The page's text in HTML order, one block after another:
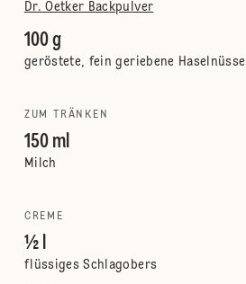
Dr. Oetker Backpulver
100 g
geröstete, fein geriebene Haselnüsse
ZUM TRÄNKEN
150 ml
Milch
CREME
½ l
flüssiges Schlagobers